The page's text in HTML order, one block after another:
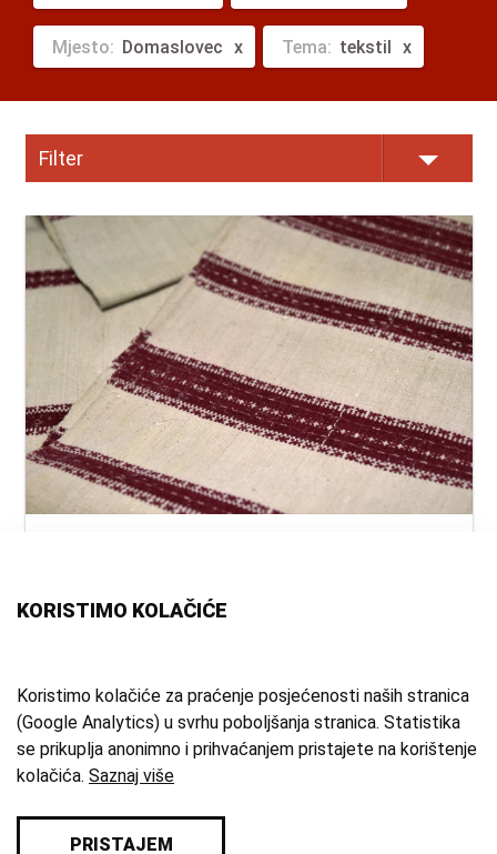
Mjesto: Domaslovec Tema: tekstil
Filter
vrsta
ručnik
materijal:
lan ; pamuk ; domaće platno
mjesto:
Domaslovec
zbirka:
Etnografska zbirka
KORISTIMO KOLAČIĆE
Koristimo kolačiće za praćenje posjećenosti naših stranica
(Google Analytics) u svrhu poboljšanja stranica. Statistika
se prikuplja anonimno i prihvaćanjem pristajete na korištenje
kolačića. Saznaj više
PRISTAJEM